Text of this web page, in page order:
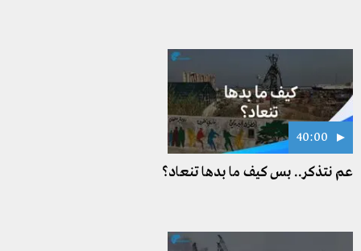
40:00
عم نتذكر.. بس كيف ما بدها تنعاد؟